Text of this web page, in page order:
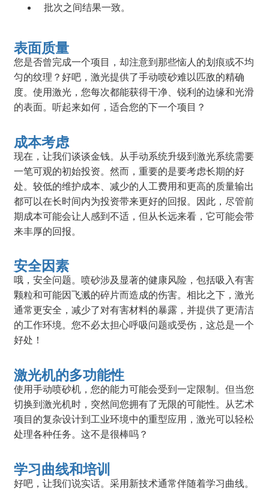
批次之间结果一致。
表面质量
您是否曾完成一个项目，却注意到那些恼人的划痕或不均
匀的纹理？好吧，激光提供了手动喷砂难以匹敌的精确
度。使用激光，您每次都能获得干净、锐利的边缘和光滑
的表面。听起来如何，适合您的下一个项目？
成本考虑
现在，让我们谈谈金钱。从手动系统升级到激光系统需要
一笔可观的初始投资。然而，重要的是要考虑长期的好
处。较低的维护成本、减少的人工费用和更高的质量输出
都可以在长时间内为投资带来更好的回报。因此，尽管前
期成本可能会让人感到不适，但从长远来看，它可能会带
来丰厚的回报。
安全因素
哦，安全问题。喷砂涉及显著的健康风险，包括吸入有害
颗粒和可能因飞溅的碎片而造成的伤害。相比之下，激光
通常更安全，减少了对有害材料的暴露，并提供了更清洁
的工作环境。您不必太担心呼吸问题或受伤，这总是一个
好处！
激光机的多功能性
使用手动喷砂机，您的能力可能会受到一定限制。但当您
切换到激光机时，突然间您拥有了无限的可能性。从艺术
项目的复杂设计到工业环境中的重型应用，激光可以轻松
处理各种任务。这不是很棒吗？
学习曲线和培训
好吧，让我们说实话。采用新技术通常伴随着学习曲线。